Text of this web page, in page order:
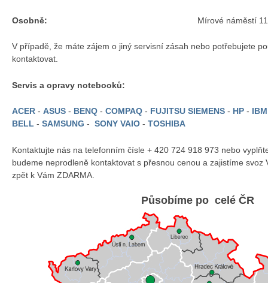
Osobně: Mírové náměstí
V případě, že máte zájem o jiný servisní zásah nebo potřebujete
kontaktovat.
Servis a opravy notebooků:
ACER - ASUS - BENQ - COMPAQ - FUJITSU SIEMENS - HP -
BELL - SAMSUNG - SONY VAIO - TOSHIBA
Kontaktujte nás na telefonním čísle + 420 724 918 973 nebo
budeme neprodleně kontaktovat s přesnou cenou a zajistíme svoz
zpět k Vám ZDARMA.
Působíme po celé ČR